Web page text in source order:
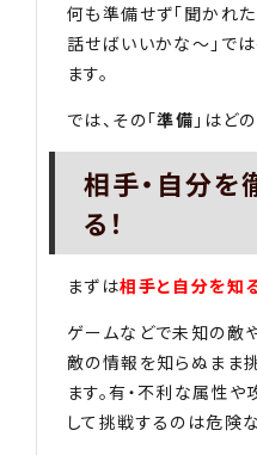
何も準備せず「聞かれ
話せばいいかな～」で
ます。
では、その「準備 」はど
相手・自分を
る！
まずは相手と自分を知
ゲームなどで未知の敵
敵の情報を知らぬまま
ます。有・不利な属性
して挑戦するのは危険